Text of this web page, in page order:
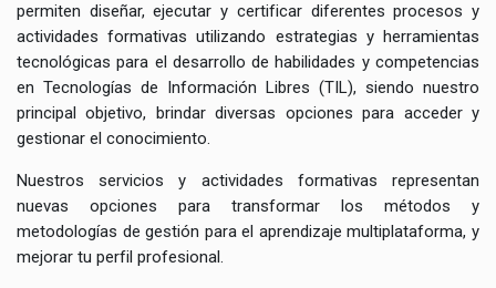
permiten diseñar, ejecutar y certificar diferentes procesos y
actividades formativas utilizando estrategias y herramientas
tecnológicas para el desarrollo de habilidades y competencias
en Tecnologías de Información Libres (TIL), siendo nuestro
principal objetivo, brindar diversas opciones para acceder y
gestionar el conocimiento.
Nuestros servicios y actividades formativas representan
nuevas opciones para transformar los métodos y
metodologías de gestión para el aprendizaje multiplataforma, y
mejorar tu perfil profesional.